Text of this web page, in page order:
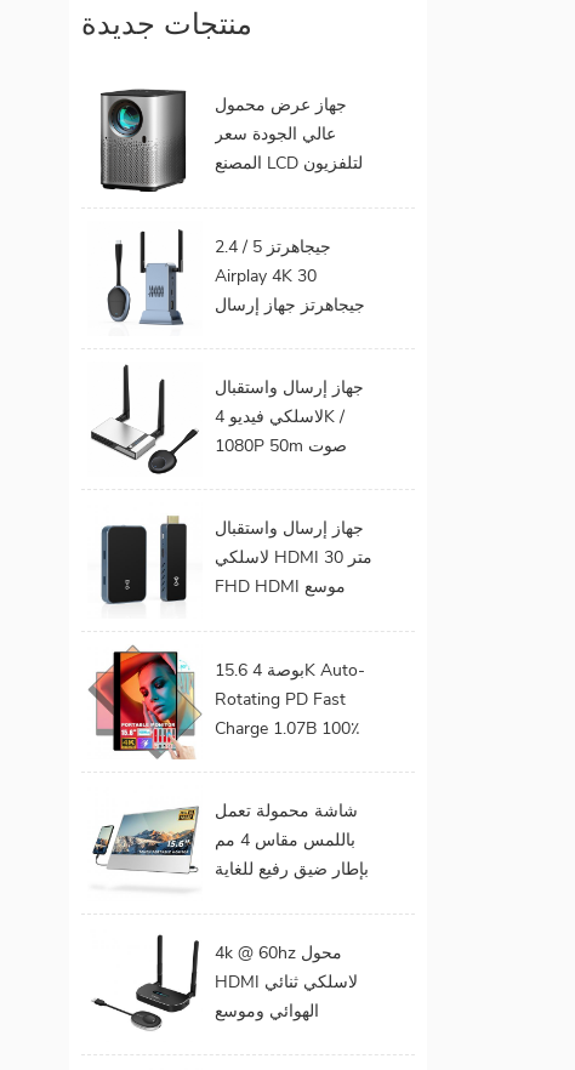
منتجات جديدة
جهاز عرض محمول
عالي الجودة سعر
المصنع LCD لتلفزيون
جيجابايت 32 جيجابايت
واي فاي المسرح
المنزلي
2.4 / 5 جيجاهرتز
Airplay 4K 30
جيجاهرتز جهاز إرسال
جهاز إرسال واستقبال
HDMI لاسلكي
جهاز إرسال واستقبال
لاسلكي فيديو 4K /
1080P 50m صوت
جهاز إرسال واستقبال
لاسلكي HDMI 30 متر
FHD HDMI موسع
بروجيكتور للألعاب 0
كمون
15.6 بوصة 4K Auto-
Rotating PD Fast
Charge 1.07B 100٪
Portable Monitor
لأجهزة الكمبيوتر
المحمول
شاشة محمولة تعمل
باللمس مقاس 4 مم
بإطار ضيق رفيع للغاية
بكسل
4k @ 60hz محول
HDMI لاسلكي ثنائي
الهوائي وموسع